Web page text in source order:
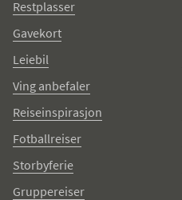
Restplasser
Gavekort
Leiebil
Ving anbefaler
Reiseinspirasjon
Fotballreiser
Storbyferie
Gruppereiser